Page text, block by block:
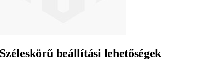
Széleskörű beállítási lehetőségek